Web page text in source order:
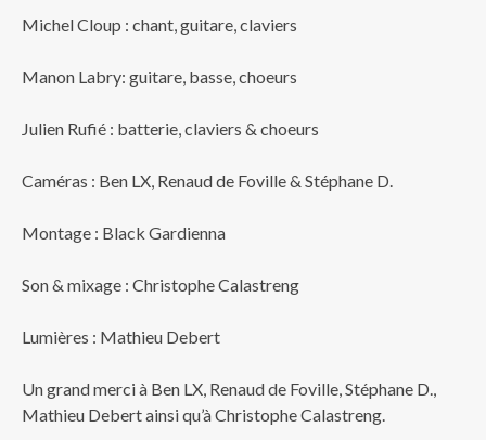
Michel Cloup : chant, guitare, claviers
Manon Labry: guitare, basse, choeurs
Julien Rufié : batterie, claviers & choeurs
Caméras : Ben LX, Renaud de Foville & Stéphane D.
Montage : Black Gardienna
Son & mixage : Christophe Calastreng
Lumières : Mathieu Debert
Un grand merci à Ben LX, Renaud de Foville, Stéphane D.,
Mathieu Debert ainsi qu’à Christophe Calastreng.